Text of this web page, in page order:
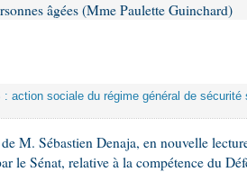
âgées (Mme Paulette Guinchard)
: action sociale du régime général de
M. Sébastien Denaja, en nouvelle
le Sénat, relative à la compétence du